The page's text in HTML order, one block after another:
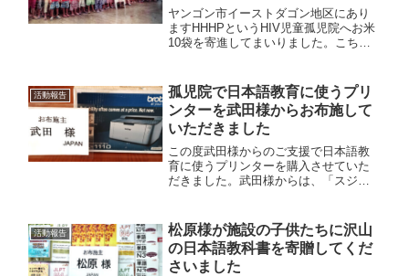
救済支援＞
ヤンゴン市イーストダゴン地区にあり
ますHHHPというHIV児童孤児院へお米
10袋を寄進してまいりました。こちら
援助をして頂いたり、度重なる温情こ
もる支援を各方面に頂いております。
活動報告
孤児院で日本語教育に使うプリ
ンターを武田様からお布施して
いただきました
この度武田様からのご支援で日本語教
育に使うプリンターを購入させていた
だきました。武田様からは、「スジャ
ただきました。武田様からは、これま
でも度々救済をして頂いております。
活動報告
松原様が施設の子供たちに沢山
の日本語教科書を寄贈してくだ
さいました